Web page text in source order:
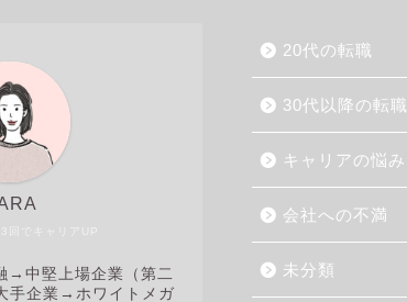
回でキャリアUP
→中堅上場企業（第二
手企業→ホワイトメガ
20代の転職
30代以降の転職
キャリアの悩み
会社への不満
未分類